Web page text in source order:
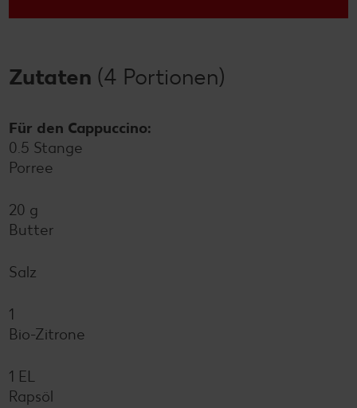
Zutaten (4 Portionen)
Für den Cappuccino:
0.5 Stange
Porree
20 g
Butter
Salz
1
Bio-Zitrone
1 EL
Rapsöl